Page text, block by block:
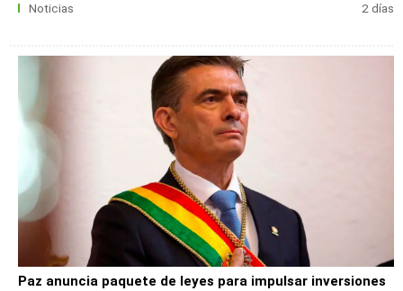
Noticias 2 días
Paz anuncia paquete de leyes para impulsar inversiones